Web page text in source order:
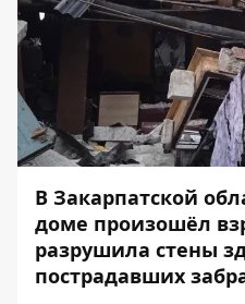
В Закарпатской
доме произошёл
разрушила стены
пострадавших